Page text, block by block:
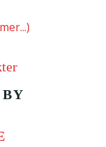
BY